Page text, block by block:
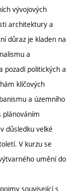
vývojových
architektury a
důraz je kladen na
a
pozadí politických a
klíčových
a územního
plánováním
důsledku velké
V kurzu se
umění do
související s